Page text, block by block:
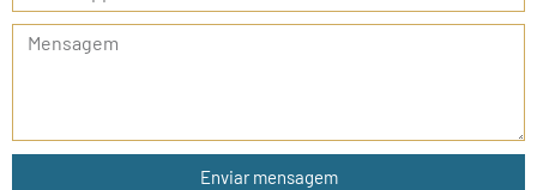
Enviar mensagem